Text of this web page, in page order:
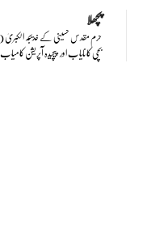
پچھلا
بچی کا نایاب اور پیچیدہ آپریشن کامیاب